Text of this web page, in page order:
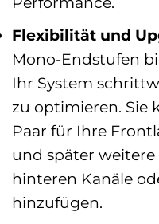
Flexibilität und
Mono-Endstufen
Ihr System
zu optimieren. Sie
Paar für Ihre
und später
hinteren Kanäle
hinzufügen.